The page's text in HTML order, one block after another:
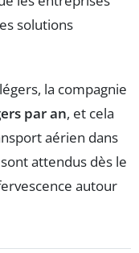
solutions
la compagnie
par an, et cela
aérien dans
attendus dès le
autour